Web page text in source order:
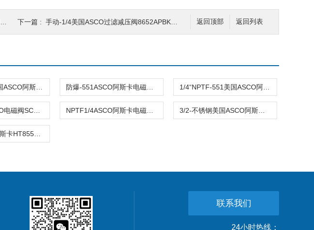
返回列表
返回顶部
下一篇 : 手动-1/4美国ASCO过滤减压阀8652APBK3GA00HN常开
联系我们
24小时热线：